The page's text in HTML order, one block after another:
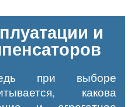
и
при выборе
какова